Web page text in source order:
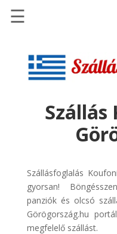
Szállások
Repülőjegy
Discover
Cars
Transzfer
☰
Szállás
Szállásfoglalás
gyorsan!
panziók és olcsó
Görögország.hu
megfelelő szállást.